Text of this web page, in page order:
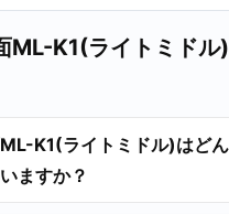
ML-K1(ライトミドル)
K1(ライトミドル)はど
ますか？